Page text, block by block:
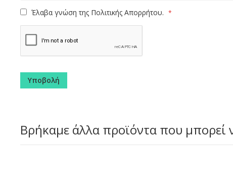
Έλαβα γνώση της Πολιτικής Απορρήτου.
Υποβολή
Βρήκαμε άλλα προϊόντα που μπορεί